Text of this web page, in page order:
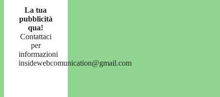
La tua
pubblicità
qua!
Contattaci
per
informazioni
insidewebcomunication@gmail.com